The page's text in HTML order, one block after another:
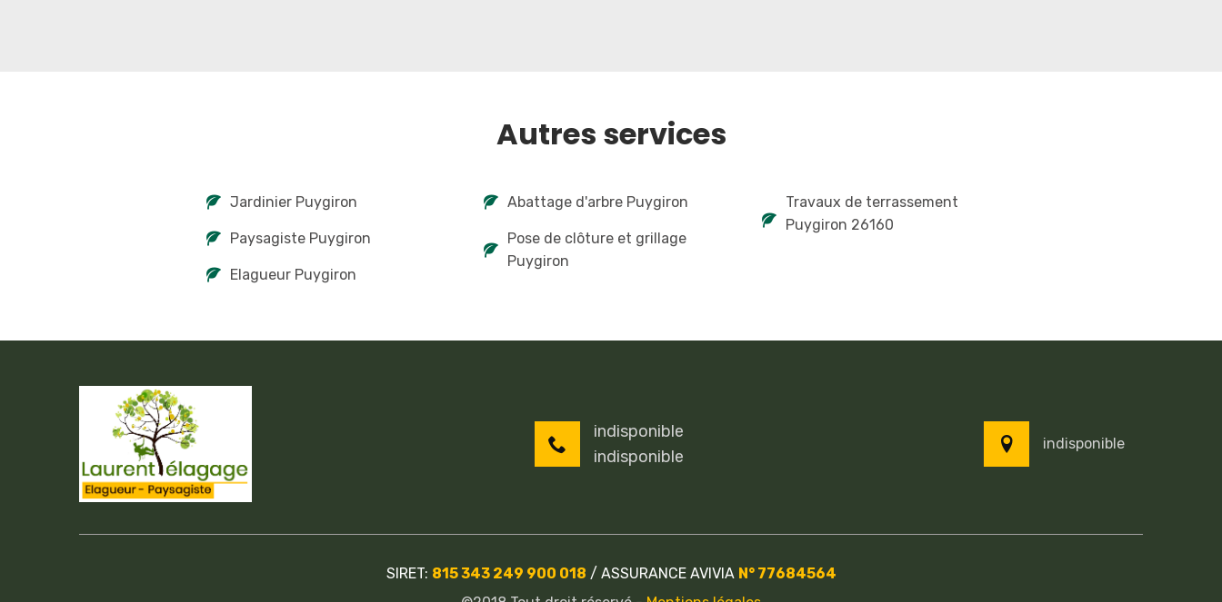
Autres services
Jardinier Puygiron
Paysagiste Puygiron
Elagueur Puygiron
Abattage d'arbre Puygiron
Pose de clôture et grillage
Puygiron
Travaux de terrassement
Puygiron 26160
indisponible
indisponible
indisponible
SIRET: 815 343 249 900 018 / ASSURANCE AVIVIA N° 77684564